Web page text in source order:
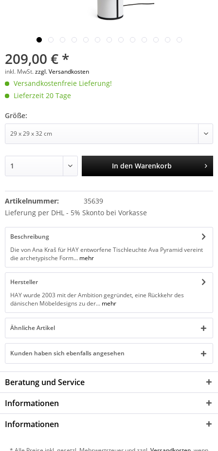
209,00 € *
inkl. MwSt.zzgl. Versandkosten
Versandkostenfreie Lieferung!
Lieferzeit 20 Tage
Größe:
In den Warenkorb
Artikelnummer:
35639
Lieferung per DHL - 5% Skonto bei Vorkasse
Beschreibung
Die von Ana Kraš für HAY entworfene Tischleuchte Ava Pyramid vereint
die archetypische Form... mehr
Hersteller
HAY wurde 2003 mit der Ambition gegründet, eine Rückkehr des
dänischen Möbeldesigns zu der... mehr
Ähnliche Artikel
Kunden haben sich ebenfalls angesehen
Beratung und Service
Informationen
Informationen